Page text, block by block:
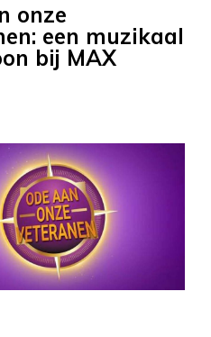
onze
een muzikaal
bij MAX